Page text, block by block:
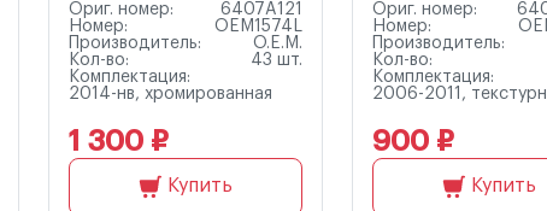
Ориг. номер:
6407A121
Номер:
OEM1574L
Производитель:
O.E.M.
Кол-во:
43 шт.
Комплектация:
2014-нв, хромированная
1 300 ₽
Купить
Ориг. номер:
Номер:
Производитель:
Кол-во:
Комплектация:
2006-2011,
900 ₽
Купить